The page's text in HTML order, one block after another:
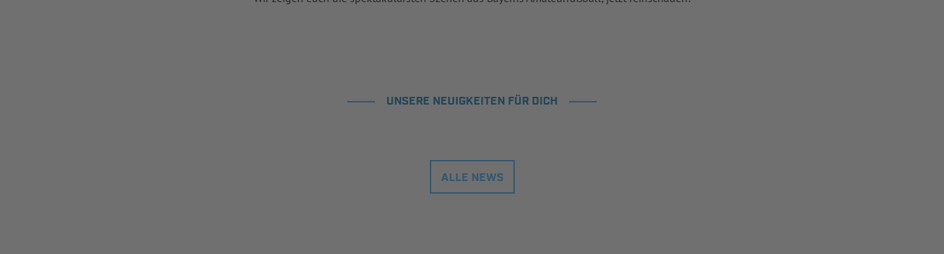
UNSERE NEUIGKEITEN FÜR DICH
ALLE NEWS